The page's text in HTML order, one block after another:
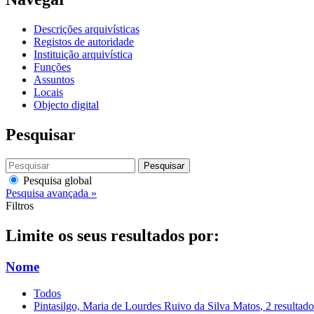
Descrições arquivísticas
Registos de autoridade
Instituição arquivística
Funções
Assuntos
Locais
Objecto digital
Pesquisar
Pesquisar
Pesquisa global
Pesquisa avançada »
Filtros
Limite os seus resultados por:
Nome
Todos
Pintasilgo, Maria de Lourdes Ruivo da Silva Matos, 2